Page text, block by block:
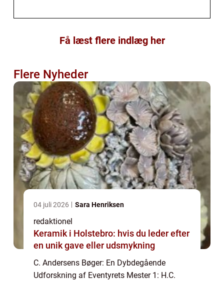
Få læst flere indlæg her
Flere Nyheder
04 juli 2026 Sara Henriksen
redaktionel
Keramik i Holstebro: hvis du leder efter
en unik gave eller udsmykning
C. Andersens Bøger: En Dybdegående
Udforskning af Eventyrets Mester 1: H.C.